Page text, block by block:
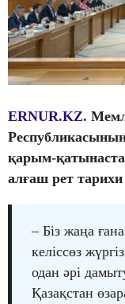
ERNUR.KZ.
қарым-
алғаш рет тарихи
– Біз жаңа
келіссөз
одан әрі
Қазақстан